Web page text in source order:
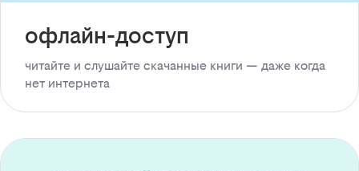
офлайн-доступ
читайте и слушайте скачанные книги — даже когда
нет интернета